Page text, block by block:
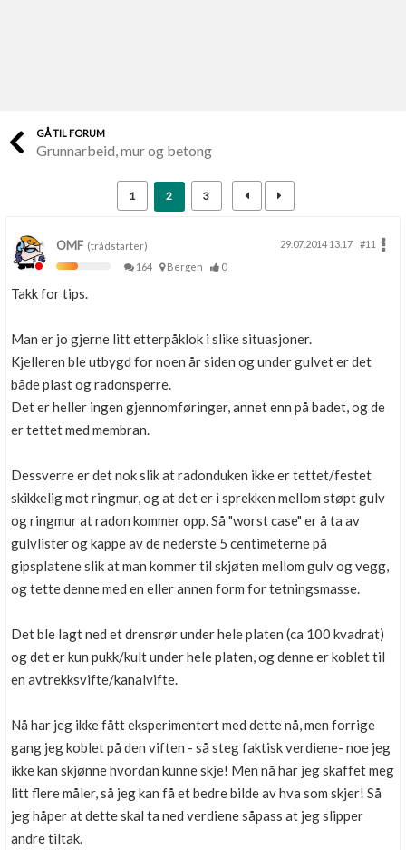
Finn håndverkere
Skaff dokumentasjon som mangler
Kundeservice
Kom i gang med Boligmappa
Se din bolig? Klikk her
Boligmappa+
GÅ TIL FORUM
Grunnarbeid, mur og betong
1 2 3
OMF (trådstarter) 29.07.2014 13.17
#11
164
Bergen 0
Takk for tips.
Man er jo gjerne litt etterpåklok i slike situasjoner.
Kjelleren ble utbygd for noen år siden og under gulvet er det
både plast og radonsperre.
Det er heller ingen gjennomføringer, annet enn på badet, og de
er tettet med membran.
Dessverre er det nok slik at radonduken ikke er tettet/festet
skikkelig mot ringmur, og at det er i sprekken mellom støpt gulv
og ringmur at radon kommer opp. Så "worst case" er å ta av
gulvlister og kappe av de nederste 5 centimeterne på
gipsplatene slik at man kommer til skjøten mellom gulv og vegg,
og tette denne med en eller annen form for tetningsmasse.
Det ble lagt ned et drensrør under hele platen (ca 100 kvadrat)
og det er kun pukk/kult under hele platen, og denne er koblet til
en avtrekksvifte/kanalvifte.
Nå har jeg ikke fått eksperimentert med dette nå, men forrige
gang jeg koblet på den viften - så steg faktisk verdiene- noe jeg
ikke kan skjønne hvordan kunne skje! Men nå har jeg skaffet meg
litt flere måler, så jeg kan få et bedre bilde av hva som skjer! Så
jeg håper at dette skal ta ned verdiene såpass at jeg slipper
andre tiltak.